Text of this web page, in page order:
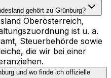
gehört zu Grünburg?
Oberösterreich,
ist u. a.
Steuerbehörde sowie
die wir bei einer
und wo finde ich offizielle